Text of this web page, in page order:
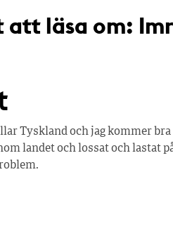
att läsa om:
Tyskland och jag kommer
landet och lossat och lastat